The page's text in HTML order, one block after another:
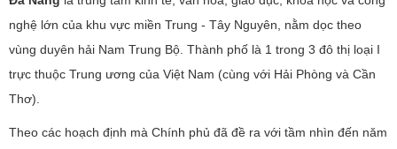
nghệ lớn của khu vực miền Trung - Tây Nguyên, nằm dọc theo
vùng duyên hải Nam Trung Bộ. Thành phố là 1 trong 3 đô thị loại I
trực thuộc Trung ương của Việt Nam (cùng với Hải Phòng và Cần
Thơ).
Theo các hoạch định mà Chính phủ đã đề ra với tầm nhìn đến năm